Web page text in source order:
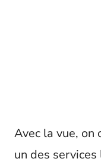
Avec la vue, on
un des